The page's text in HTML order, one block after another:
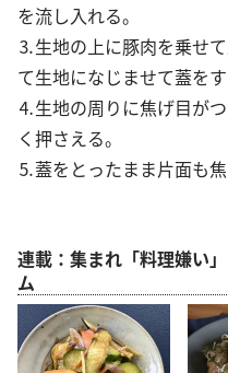
を流し入れる。
⒊生地の上に豚肉を乗せ
て生地になじませて蓋をす
⒋生地の周りに焦げ目が
く押さえる。
⒌蓋をとったまま片面も焦
連載：集まれ「料理嫌い
ム